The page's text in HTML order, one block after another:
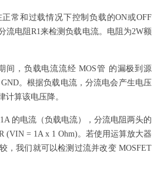
常和过载情况下控制负载的ON或OFF
流电阻R1来检测负载电流。电阻为2W额
，负载电流流经 MOS管 的漏极到源
。根据负载电流，分流电会产生电压
计算该电压降。
的电流（负载电流），分流电阻两头的
(VIN = 1A x 1 Ohm)。若使用运算放大器
，我们就可以检测过流并改变 MOSFET